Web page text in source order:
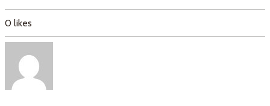
0 likes